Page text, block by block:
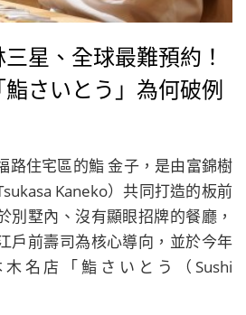
星、全球最難預約！
さいとう」為何破例
路住宅區的鮨 金子，是由富錦樹
Kaneko）共同打造的板前
別墅內、沒有顯眼招牌的餐廳，
戶前壽司為核心導向，並於今年
名店「鮨さいとう（Sushi